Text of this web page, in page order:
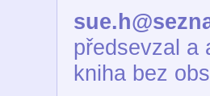
předsevzal a
kniha bez